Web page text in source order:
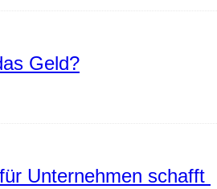
Geld?
Unternehmen schafft